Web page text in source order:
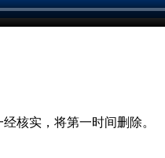
核实，将第一时间删除。